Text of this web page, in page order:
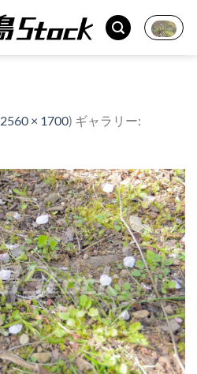
2560 × 1700) ギャラリー: